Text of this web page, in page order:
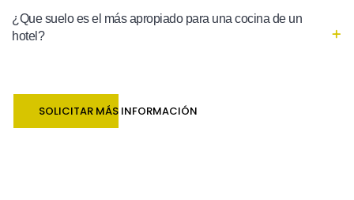
¿Que suelo es el más apropiado para una cocina de un
hotel?
SOLICITAR MÁS INFORMACIÓN